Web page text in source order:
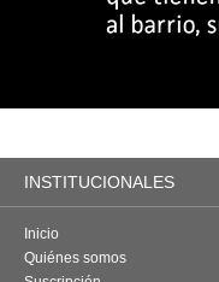
INSTITUCIONALES
Inicio
Quiénes somos